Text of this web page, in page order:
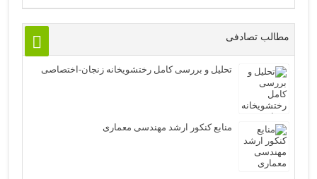
مطالب تصادفی
تحلیل و بررسی کامل رختشویخانه زنجان-اختصاصی
منابع کنکور ارشد مهندسی معماری